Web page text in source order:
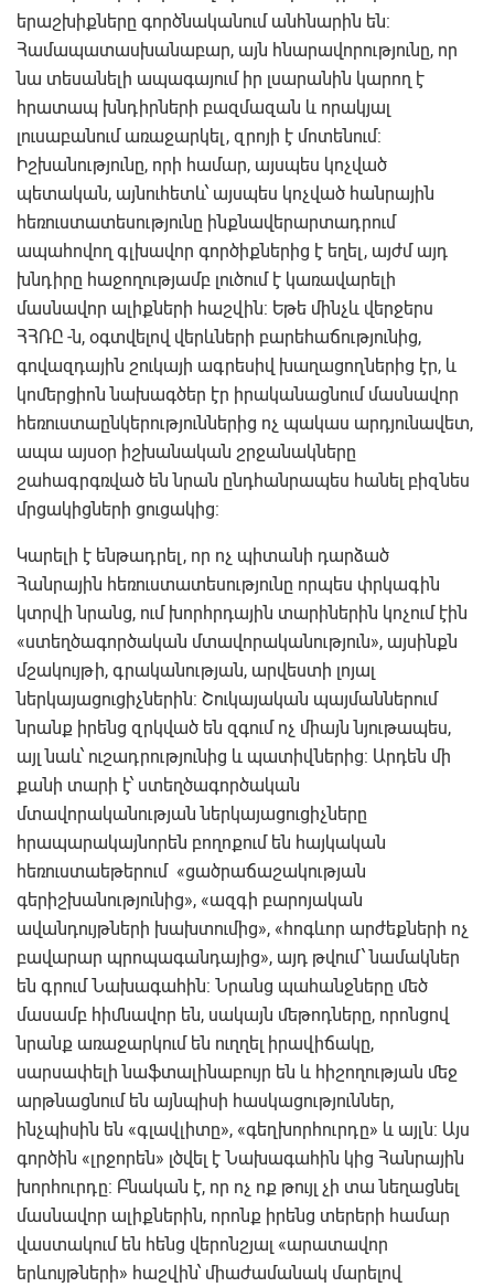
երաշխիքները գործնականում անհնարին են:
Համապատասխանաբար, այն հնարավորությունը, որ
նա տեսանելի ապագայում իր լսարանին կարող է
հրատապ խնդիրների բազմազան և որակյալ
լուսաբանում առաջարկել, զրոյի է մոտենում:
Իշխանությունը, որի համար, այսպես կոչված
պետական, այնուհետև՝ այսպես կոչված հանրային
հեռուստատեսությունը ինքնավերարտադրում
ապահովող գլխավոր գործիքներից է եղել, այժմ այդ
խնդիրը հաջողությամբ լուծում է կառավարելի
մասնավոր ալիքների հաշվին: Եթե մինչև վերջերս
ՀՀՌԸ -ն, օգտվելով վերևների բարեհաճությունից,
գովազդային շուկայի ագրեսիվ խաղացողներից էր, և
կոմերցիոն նախագծեր էր իրականացնում մասնավոր
հեռուստաընկերություններից ոչ պակաս արդյունավետ,
ապա այսօր իշխանական շրջանակները
շահագրգռված են նրան ընդհանրապես հանել բիզնես
մրցակիցների ցուցակից:
Կարելի է ենթադրել, որ ոչ պիտանի դարձած
Հանրային հեռուստատեսությունը որպես փրկագին
կտրվի նրանց, ում խորհրդային տարիներին կոչում էին
«ստեղծագործական մտավորականություն», այսինքն
մշակույթի, գրականության, արվեստի լոյալ
ներկայացուցիչներին: Շուկայական պայմաններում
նրանք իրենց զրկված են զգում ոչ միայն նյութապես,
այլ նաև՝ ուշադրությունից և պատիվներից: Արդեն մի
քանի տարի է՝ ստեղծագործական
մտավորականության ներկայացուցիչները
հրապարակայնորեն բողոքում են հայկական
հեռուստաեթերում «ցածրաճաշակության
գերիշխանությունից», «ազգի բարոյական
ավանդույթների խախտումից», «հոգևոր արժեքների ոչ
բավարար պրոպագանդայից», այդ թվում՝ նամակներ
են գրում Նախագահին: Նրանց պահանջները մեծ
մասամբ հիմնավոր են, սակայն մեթոդները, որոնցով
նրանք առաջարկում են ուղղել իրավիճակը,
սարսափելի նաֆտալինաբույր են և հիշողության մեջ
արթնացնում են այնպիսի հասկացություններ,
ինչպիսին են «գլավլիտը», «գեղխորհուրդը» և այլն: Այս
գործին «լրջորեն» լծվել է Նախագահին կից Հանրային
խորհուրդը: Բնական է, որ ոչ ոք թույլ չի տա նեղացնել
մասնավոր ալիքներին, որոնք իրենց տերերի համար
վաստակում են հենց վերոնշյալ «արատավոր
երևույթների» հաշվին՝ միաժամանակ մարելով